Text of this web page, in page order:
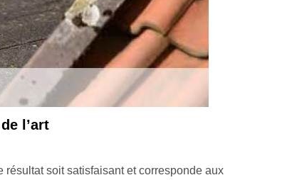
toiture 33 spécialiste en
que nous pouvons adopter dans le cadre